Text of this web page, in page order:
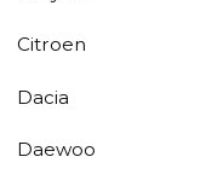
Citroen
Dacia
Daewoo